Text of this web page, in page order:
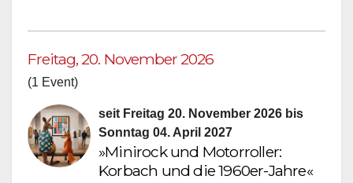
Freitag, 20. November 2026
(1 Event)
seit Freitag 20. November 2026 bis
Sonntag 04. April 2027
»Minirock und Motorroller:
Korbach und die 1960er-Jahre«